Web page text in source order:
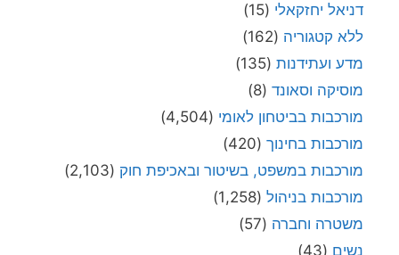
דניאל יחזקאלי (15)
ללא קטגוריה (162)
מדע ועתידנות (135)
מוסיקה וסאונד (8)
מורכבות בביטחון לאומי (4,504)
מורכבות בחינוך (420)
מורכבות במשפט, בשיטור ובאכיפת חוק (2,103)
מורכבות בניהול (1,258)
משטרה וחברה (57)
נשים (43)